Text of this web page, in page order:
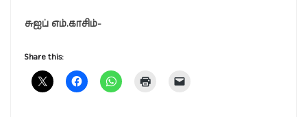
சுஐப் எம்.காசிம்-
Share this: